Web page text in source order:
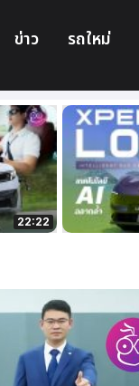
ข่าว รถใหม่
22:22